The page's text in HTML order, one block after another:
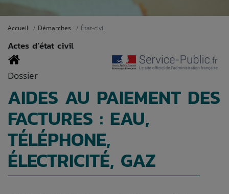
Accueil Démarches État-civil
Actes d’état civil
Dossier
AIDES AU PAIEMENT DES
FACTURES : EAU,
TÉLÉPHONE,
ÉLECTRICITÉ, GAZ